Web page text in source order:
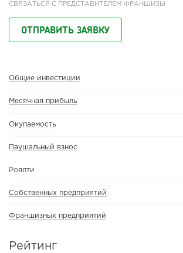
СВЯЗАТЬСЯ С ПРЕДСТАВИТЕЛЕМ ФРАНШИЗЫ
ОТПРАВИТЬ ЗАЯВКУ
Общие инвестиции
Месячная прибыль
Окупаемость
Паушальный взнос
Роялти
Собственных предприятий
Франшизных предприятий
Рейтинг